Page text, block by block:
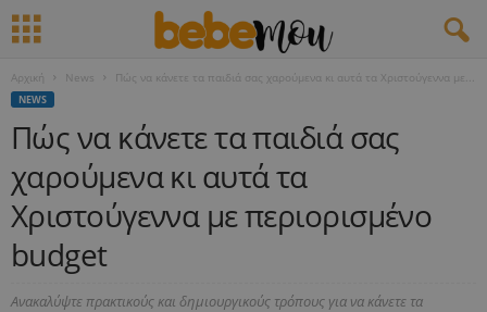
Αρχική News Πώς να κάνετε τα παιδιά σας χαρούμενα κι αυτά τα Χριστούγεννα με...
NEWS
Πώς να κάνετε τα παιδιά σας
χαρούμενα κι αυτά τα
Χριστούγεννα με περιορισμένο
budget
Ανακαλύψτε πρακτικούς και δημιουργικούς τρόπους για να κάνετε τα